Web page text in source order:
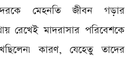
মেহনতি জীবন গড়ার
রেখেই মাদরাসার পরিবেশকে
কারণ, যেহেতু তাদের